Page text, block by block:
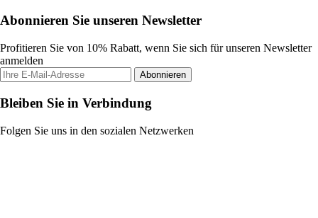
Abonnieren Sie unseren Newsletter
Profitieren Sie von 10% Rabatt, wenn Sie sich für unseren Newsletter
anmelden
Abonnieren
Bleiben Sie in Verbindung
Folgen Sie uns in den sozialen Netzwerken